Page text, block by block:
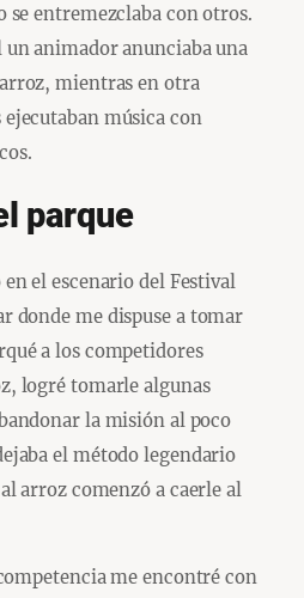
se entremezclaba con otros.
animador anunciaba una
mientras en otra
música con
parque
el escenario del Festival
donde me dispuse a tomar
a los competidores
logré tomarle algunas
la misión al poco
el método legendario
arroz comenzó a caerle al
me encontré con